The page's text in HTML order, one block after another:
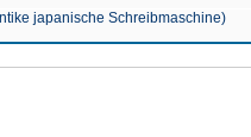
japanische Schreibmaschine)